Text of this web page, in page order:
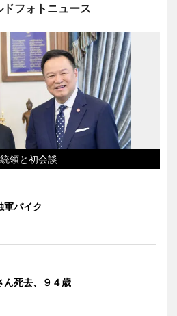
ドフォトニュース
領と初会談
軍バイク
ん死去、９４歳